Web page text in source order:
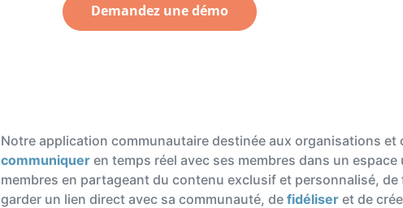
Demandez une démo
Notre application communautaire destinée aux organisations
communiquer en temps réel avec ses membres dans un espace
membres en partageant du contenu exclusif et personnalisé, de
garder un lien direct avec sa communauté, de fidéliser et de